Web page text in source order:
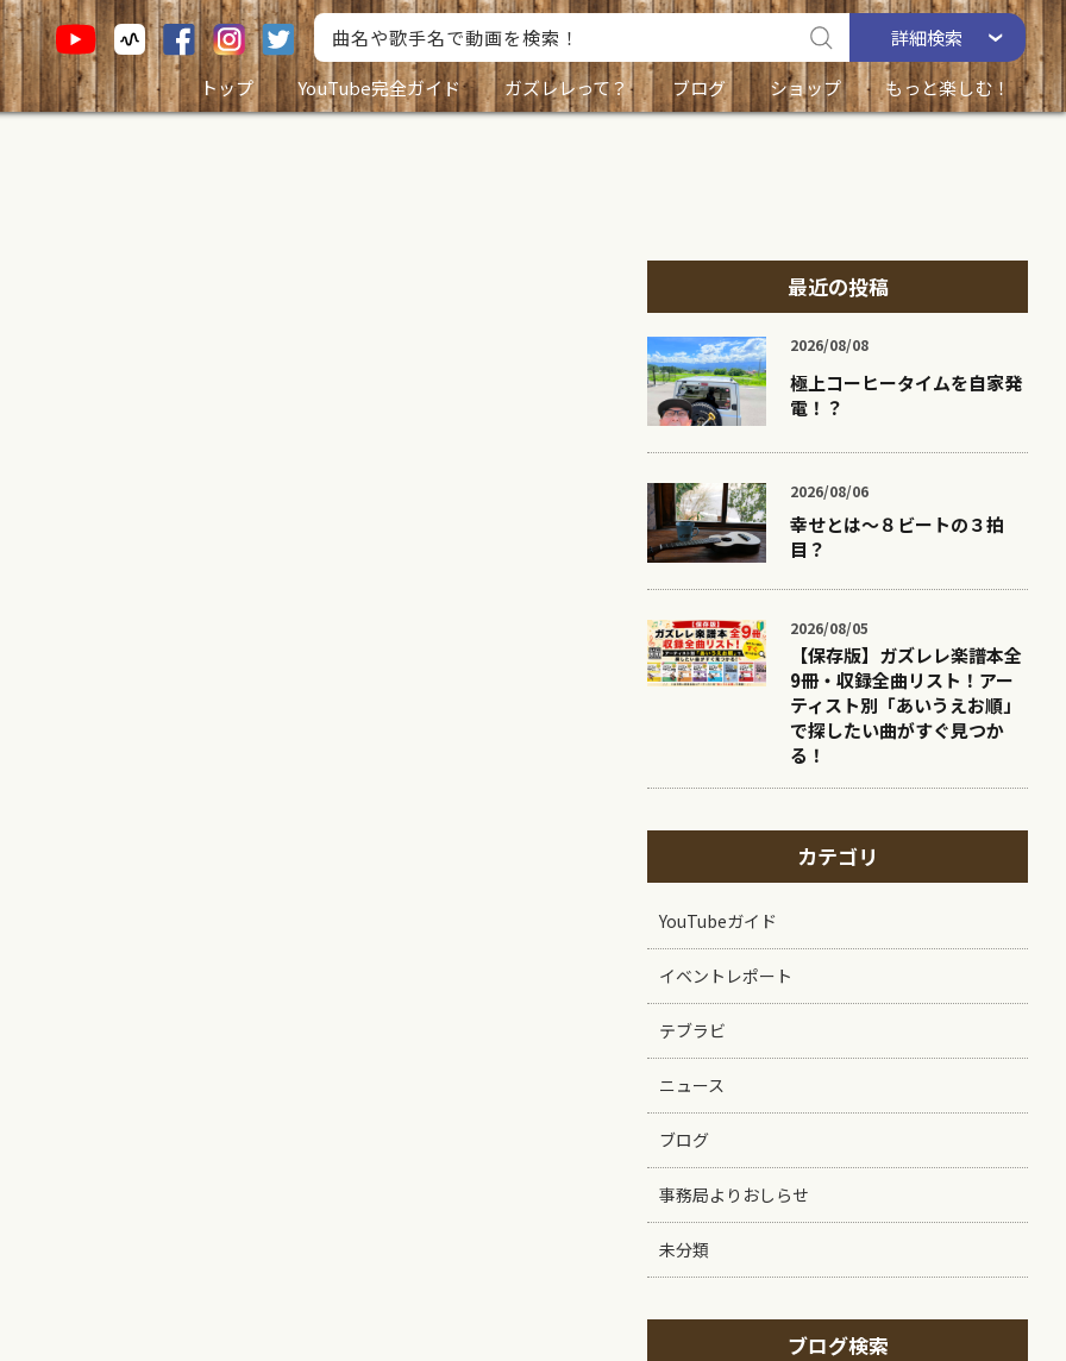
詳細検索
トップ
YouTube完全ガイド ガズレレって？ ブログ ショップ もっと楽しむ！
最近の投稿
2026/08/08
極上コーヒータイムを自家発
電！？
2026/08/06
幸せとは〜８ビートの３拍
目？
2026/08/05
【保存版】ガズレレ楽譜本全
9冊・収録全曲リスト！アー
ティスト別「あいうえお順」
で探したい曲がすぐ見つか
る！
カテゴリ
YouTubeガイド
イベントレポート
テブラビ
ニュース
ブログ
事務局よりおしらせ
未分類
ブログ検索